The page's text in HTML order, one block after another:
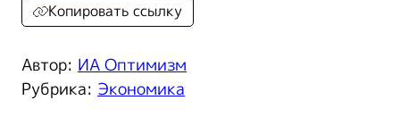
Автор: ИА Оптимизм
Рубрика: Экономика
Копировать ссылку